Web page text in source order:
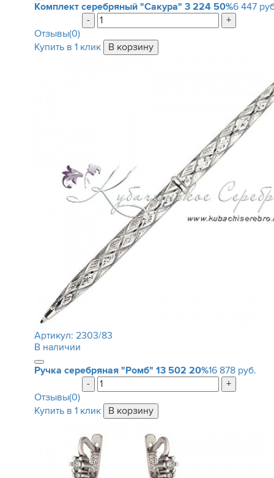
Комплект серебряный "Сакура" 3 224 50%6 447
-
+
Отзывы(0)
Купить в 1 клик
Артикул: 2303/83
В наличии
Ручка серебряная "Ромб" 13 502 20%16 878 руб.
-
+
Отзывы(0)
Купить в 1 клик